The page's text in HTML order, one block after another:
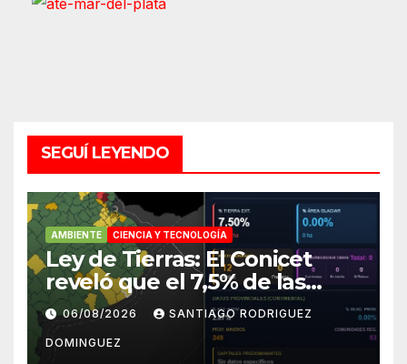
SEGUÍ LEYENDO
AMBIENTE CIENCIA Y TECNOLOGÍA
Ley de Tierras: El Conicet
reveló que el 7,5% de las
tierras rurales de Mar del
Plata pertenecen a
extranjeros
06/08/2026 SANTIAGO RODRIGUEZ
DOMINGUEZ